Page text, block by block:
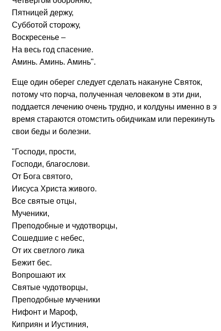
Пятницей держу,
Субботой сторожу,
Воскресенье –
На весь год спасение.
Аминь. Аминь. Аминь".
Еще один оберег следует сделать накануне Святок,
потому что порча, полученная человеком в эти дни,
поддается лечению очень трудно, и колдуны именно в
время стараются отомстить обидчикам или перекинуть
свои беды и болезни.
"Господи, прости,
Господи, благослови.
От Бога святого,
Иисуса Христа живого.
Все святые отцы,
Мученики,
Преподобные и чудотворцы,
Сошедшие с небес,
От их светлого лика
Бежит бес.
Вопрошают их
Святые чудотворцы,
Преподобные мученики
Нифонт и Мароф,
Киприян и Иустиния,